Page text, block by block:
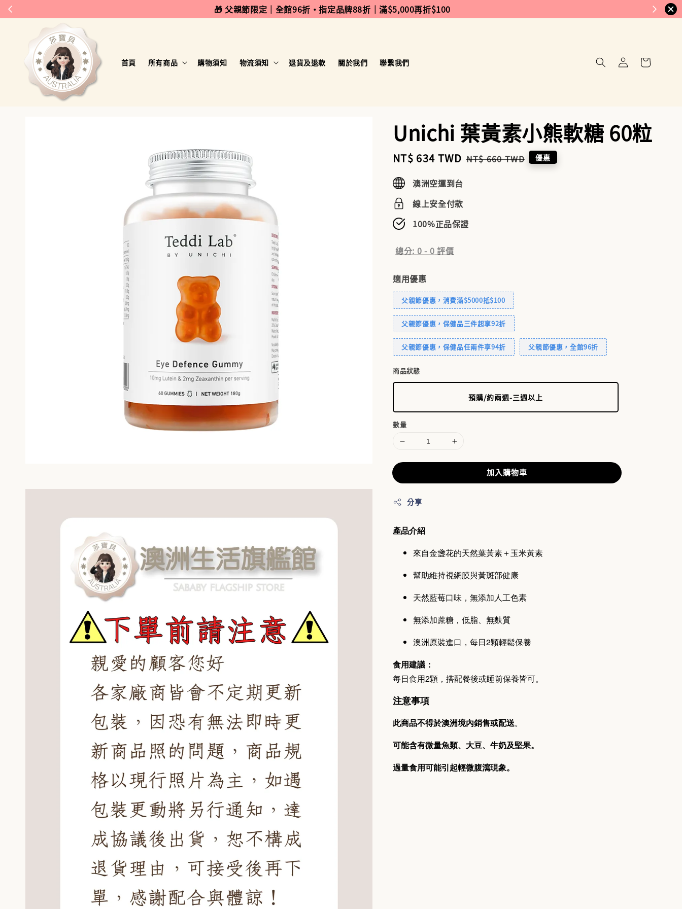
🎁 父親節限定｜全館96折・指定品牌88折｜滿$5,000再折$100
首頁 所有商品 購物須知 物流須知 退貨及退款 關於我們 聯繫我們
Unichi 葉黃素小熊軟糖 60粒
Sale
price
NT$ 634 TWD Regular
NT$ 660 TWD 優惠
澳洲空運到台
線上安全付款
100%正品保證
總分: 0 - 0 評價
適用優惠
父親節優惠，消費滿$5000抵$100
父親節優惠，保健品三件起享92折
父親節優惠，保健品任兩件享94折 父親節優惠，全館96折
商品狀態
預購/約兩週-三週以上
數量
加入購物車
分享
產品介紹
來自金盞花的天然葉黃素＋玉米黃素
幫助維持視網膜與黃斑部健康
天然藍莓口味，無添加人工色素
無添加蔗糖，低脂、無麩質
澳洲原裝進口，每日2顆輕鬆保養
食用建議：
每日食用2顆，搭配餐後或睡前保養皆可。
注意事項
此商品不得於澳洲境內銷售或配送。
可能含有微量魚類、大豆、牛奶及堅果。
過量食用可能引起輕微腹瀉現象。